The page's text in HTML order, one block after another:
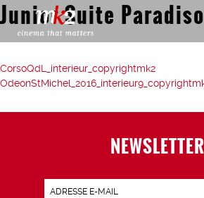
Junior Suite Paradiso
Post
navigation
CorsoQdL_interieur_copyrightmk2
NEWSLETTER